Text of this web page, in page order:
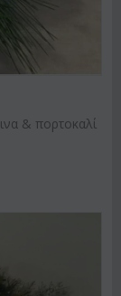
& πορτοκαλί